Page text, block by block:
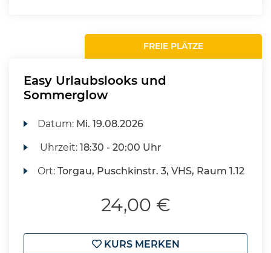
FREIE PLÄTZE
Easy Urlaubslooks und
Sommerglow
Datum: Mi. 19.08.2026
Uhrzeit:18:30 - 20:00 Uhr
Ort:Torgau, Puschkinstr. 3, VHS, Raum 1.12
24,00 €
KURS MERKEN